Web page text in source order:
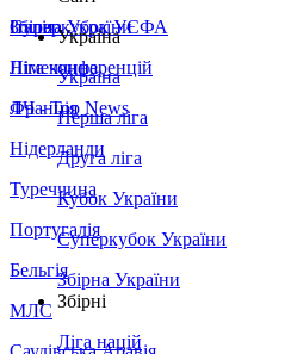
Збірна України
Італія
Німеччина
Франція
Нідерланди
Туреччина
Португалія
Бельгія
МЛС
Суперкубок УЄФА
Ліга конференцій
ЛЧ - Top News
Україна
Україна
Перша ліга
Друга ліга
Кубок України
Суперкубок України
Збірна України
Збірні
Ліга націй